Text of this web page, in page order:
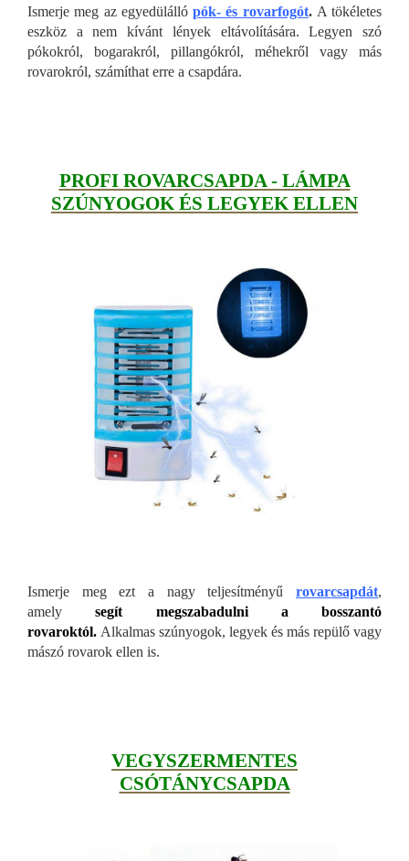
Ismerje meg az egyedülálló pók- és rovarfogót.A tökéletes
eszköz a nem kívánt lények eltávolítására. Legyen szó
pókokról, bogarakról, pillangókról, méhekről vagy más
rovarokról, számíthat erre a csapdára.
PROFI ROVARCSAPDA - LÁMPA
SZÚNYOGOK ÉS LEGYEK ELLEN
Ismerje meg ezt a nagy teljesítményű rovarcsapdát,
amelysegít megszabadulni a bosszantó
rovaroktól. Alkalmas szúnyogok, legyek és más repülő vagy
mászó rovarok ellen is.
VEGYSZERMENTES
CSÓTÁNYCSAPDA